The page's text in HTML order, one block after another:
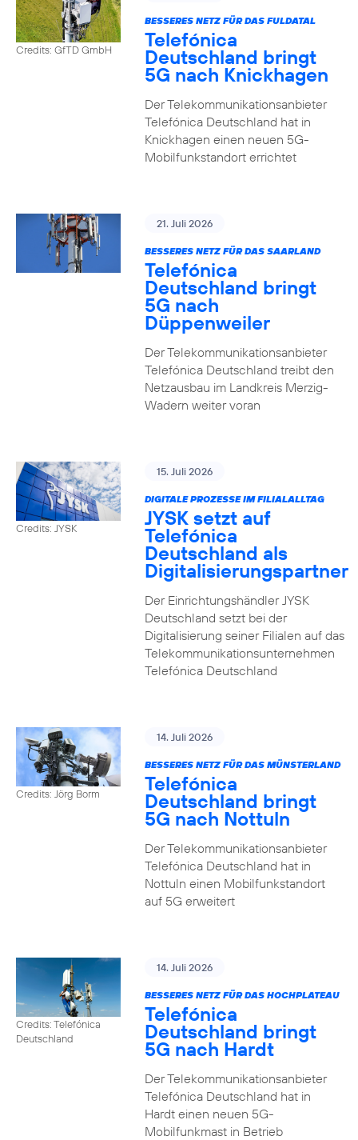
Credits: GfTD GmbH
BESSERES NETZ FÜR DAS FULDATAL
Telefónica
Deutschland bringt
5G nach Knickhagen
Der Telekommunikationsanbieter
Telefónica Deutschland hat in
Knickhagen einen neuen 5G-
Mobilfunkstandort errichtet
21. Juli 2026
BESSERES NETZ FÜR DAS SAARLAND
Telefónica
Deutschland bringt
5G nach
Düppenweiler
Der Telekommunikationsanbieter
Telefónica Deutschland treibt den
Netzausbau im Landkreis Merzig-
Wadern weiter voran
Credits: JYSK
15. Juli 2026
DIGITALE PROZESSE IM FILIALALLTAG
JYSK setzt auf
Telefónica
Deutschland als
Digitalisierungspartner
Der Einrichtungshändler JYSK
Deutschland setzt bei der
Digitalisierung seiner Filialen auf das
Telekommunikationsunternehmen
Telefónica Deutschland
Credits: Jörg Borm
14. Juli 2026
BESSERES NETZ FÜR DAS MÜNSTERLAND
Telefónica
Deutschland bringt
5G nach Nottuln
Der Telekommunikationsanbieter
Telefónica Deutschland hat in
Nottuln einen Mobilfunkstandort
auf 5G erweitert
Credits: Telefónica
Deutschland
14. Juli 2026
BESSERES NETZ FÜR DAS HOCHPLATEAU
Telefónica
Deutschland bringt
5G nach Hardt
Der Telekommunikationsanbieter
Telefónica Deutschland hat in
Hardt einen neuen 5G-
Mobilfunkmast in Betrieb